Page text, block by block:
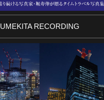
UMEKITA RECORDING